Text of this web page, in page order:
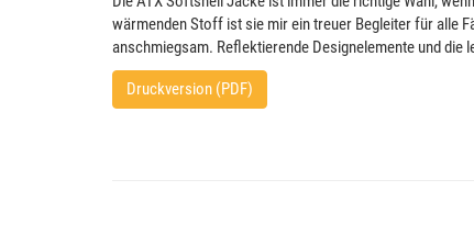
wärmenden Stoff ist sie mir ein treuer Begleiter für alle
anschmiegsam. Reflektierende Designelemente und die
Druckversion (PDF)